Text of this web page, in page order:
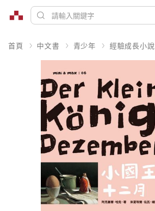
首頁 中文書 青少年 經驗成長小說